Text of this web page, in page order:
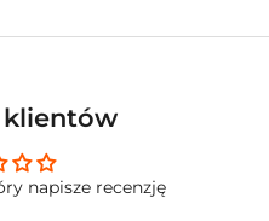
klientów
napisze recenzję